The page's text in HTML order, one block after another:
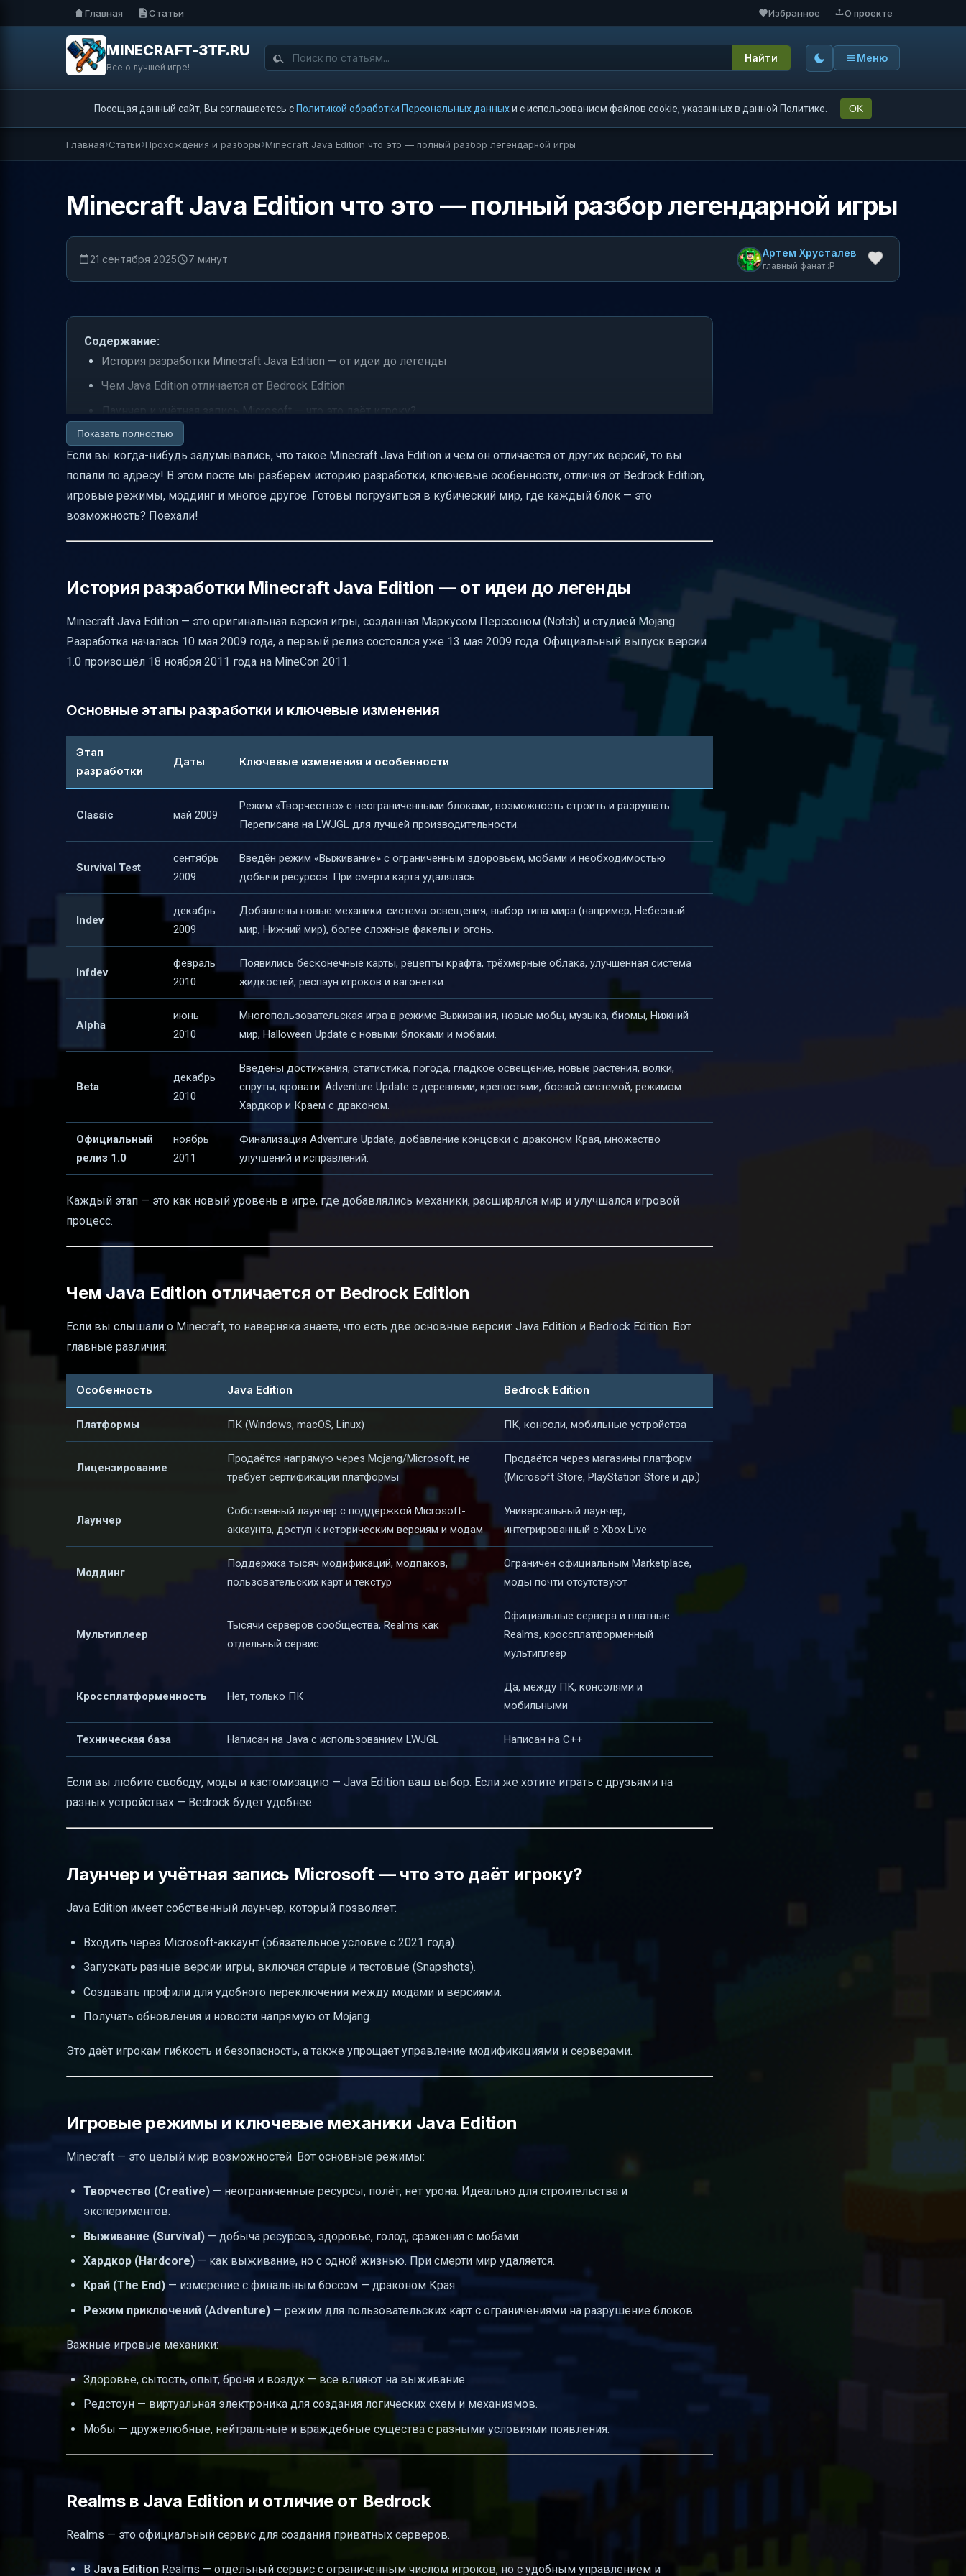
Главная Статьи Избранное О проекте
MINECRAFT-3TF.RU
Все о лучшей игре!
Найти Меню
Посещая данный сайт, Вы соглашаетесь с Политикой обработки Персональных данныхи с использованием файлов cookie, указанных в данной Политике. OK
Главная Статьи Прохождения и разборы Minecraft Java Edition что это — полный разбор легендарной игры
Minecraft Java Edition что это — полный разбор легендарной игры
21 сентября 2025 7 минут Артем Хрусталев
главный фанат :P
Содержание:
История разработки Minecraft Java Edition — от идеи до легенды
Чем Java Edition отличается от Bedrock Edition
Лаунчер и учётная запись Microsoft — что это даёт игроку?
Игровые режимы и ключевые механики Java Edition
Realms в Java Edition и отличие от Bedrock
Как получить доступ к историческим версиям Minecraft
Технические детали LWJGL и их значение
Snapshots — тестовые версии без риска
Советы по установке и безопасности
Как перейти с Bedrock на Java и начать моддинг
Полезные ссылки
Показать полностью
Если вы когда-нибудь задумывались, что такое Minecraft Java Edition и чем он отличается от других версий, то вы
попали по адресу! В этом посте мы разберём историю разработки, ключевые особенности, отличия от Bedrock Edition,
игровые режимы, моддинг и многое другое. Готовы погрузиться в кубический мир, где каждый блок — это
возможность? Поехали!
История разработки Minecraft Java Edition — от идеи до легенды
Minecraft Java Edition — это оригинальная версия игры, созданная Маркусом Перссоном (Notch) и студией Mojang.
Разработка началась 10 мая 2009 года, а первый релиз состоялся уже 13 мая 2009 года. Официальный выпуск версии
1.0 произошёл 18 ноября 2011 года на MineCon 2011.
Основные этапы разработки и ключевые изменения
Этап
разработки
Даты Ключевые изменения и особенности
Classic май 2009
Режим «Творчество» с неограниченными блоками, возможность строить и разрушать.
Переписана на LWJGL для лучшей производительности.
Survival Test
сентябрь
2009
Введён режим «Выживание» с ограниченным здоровьем, мобами и необходимостью
добычи ресурсов. При смерти карта удалялась.
Indev
декабрь
2009
Добавлены новые механики: система освещения, выбор типа мира (например, Небесный
мир, Нижний мир), более сложные факелы и огонь.
Infdev
февраль
2010
Появились бесконечные карты, рецепты крафта, трёхмерные облака, улучшенная система
жидкостей, респаун игроков и вагонетки.
Alpha
июнь
2010
Многопользовательская игра в режиме Выживания, новые мобы, музыка, биомы, Нижний
мир, Halloween Update с новыми блоками и мобами.
Beta
декабрь
2010
Введены достижения, статистика, погода, гладкое освещение, новые растения, волки,
спруты, кровати. Adventure Update с деревнями, крепостями, боевой системой, режимом
Хардкор и Краем с драконом.
Официальный
релиз 1.0
ноябрь
2011
Финализация Adventure Update, добавление концовки с драконом Края, множество
улучшений и исправлений.
Каждый этап — это как новый уровень в игре, где добавлялись механики, расширялся мир и улучшался игровой
процесс.
Чем Java Edition отличается от Bedrock Edition
Если вы слышали о Minecraft, то наверняка знаете, что есть две основные версии: Java Edition и Bedrock Edition. Вот
главные различия:
Особенность Java Edition Bedrock Edition
Платформы ПК (Windows, macOS, Linux) ПК, консоли, мобильные устройства
Лицензирование
Продаётся напрямую через Mojang/Microsoft, не
требует сертификации платформы
Продаётся через магазины платформ
(Microsoft Store, PlayStation Store и др.)
Лаунчер
Собственный лаунчер с поддержкой Microsoft-
аккаунта, доступ к историческим версиям и модам
Универсальный лаунчер,
интегрированный с Xbox Live
Моддинг
Поддержка тысяч модификаций, модпаков,
пользовательских карт и текстур
Ограничен официальным Marketplace,
моды почти отсутствуют
Мультиплеер
Тысячи серверов сообщества, Realms как
отдельный сервис
Официальные сервера и платные
Realms, кроссплатформенный
мультиплеер
Кроссплатформенность Нет, только ПК
Да, между ПК, консолями и
мобильными
Техническая база Написан на Java с использованием LWJGL Написан на C++
Если вы любите свободу, моды и кастомизацию — Java Edition ваш выбор. Если же хотите играть с друзьями на
разных устройствах — Bedrock будет удобнее.
Лаунчер и учётная запись Microsoft — что это даёт игроку?
Java Edition имеет собственный лаунчер, который позволяет:
Входить через Microsoft-аккаунт (обязательное условие с 2021 года).
Запускать разные версии игры, включая старые и тестовые (Snapshots).
Создавать профили для удобного переключения между модами и версиями.
Получать обновления и новости напрямую от Mojang.
Это даёт игрокам гибкость и безопасность, а также упрощает управление модификациями и серверами.
Игровые режимы и ключевые механики Java Edition
Minecraft — это целый мир возможностей. Вот основные режимы:
Творчество (Creative) — неограниченные ресурсы, полёт, нет урона. Идеально для строительства и
экспериментов.
Выживание (Survival) — добыча ресурсов, здоровье, голод, сражения с мобами.
Хардкор (Hardcore) — как выживание, но с одной жизнью. При смерти мир удаляется.
Край (The End) — измерение с финальным боссом — драконом Края.
Режим приключений (Adventure) — режим для пользовательских карт с ограничениями на разрушение блоков.
Важные игровые механики:
Здоровье, сытость, опыт, броня и воздух — все влияют на выживание.
Редстоун — виртуальная электроника для создания логических схем и механизмов.
Мобы — дружелюбные, нейтральные и враждебные существа с разными условиями появления.
Realms в Java Edition и отличие от Bedrock
Realms — это официальный сервис для создания приватных серверов.
В Java Edition Realms — отдельный сервис с ограниченным числом игроков, но с удобным управлением и